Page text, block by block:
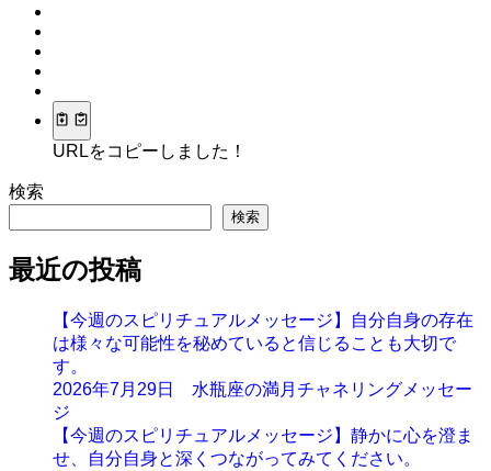
URLをコピーしました！
検索
検索
最近の投稿
【今週のスピリチュアルメッセージ】自分自身の存在
は様々な可能性を秘めていると信じることも大切で
す。
2026年7月29日 水瓶座の満月チャネリングメッセー
ジ
【今週のスピリチュアルメッセージ】静かに心を澄ま
せ、自分自身と深くつながってみてください。